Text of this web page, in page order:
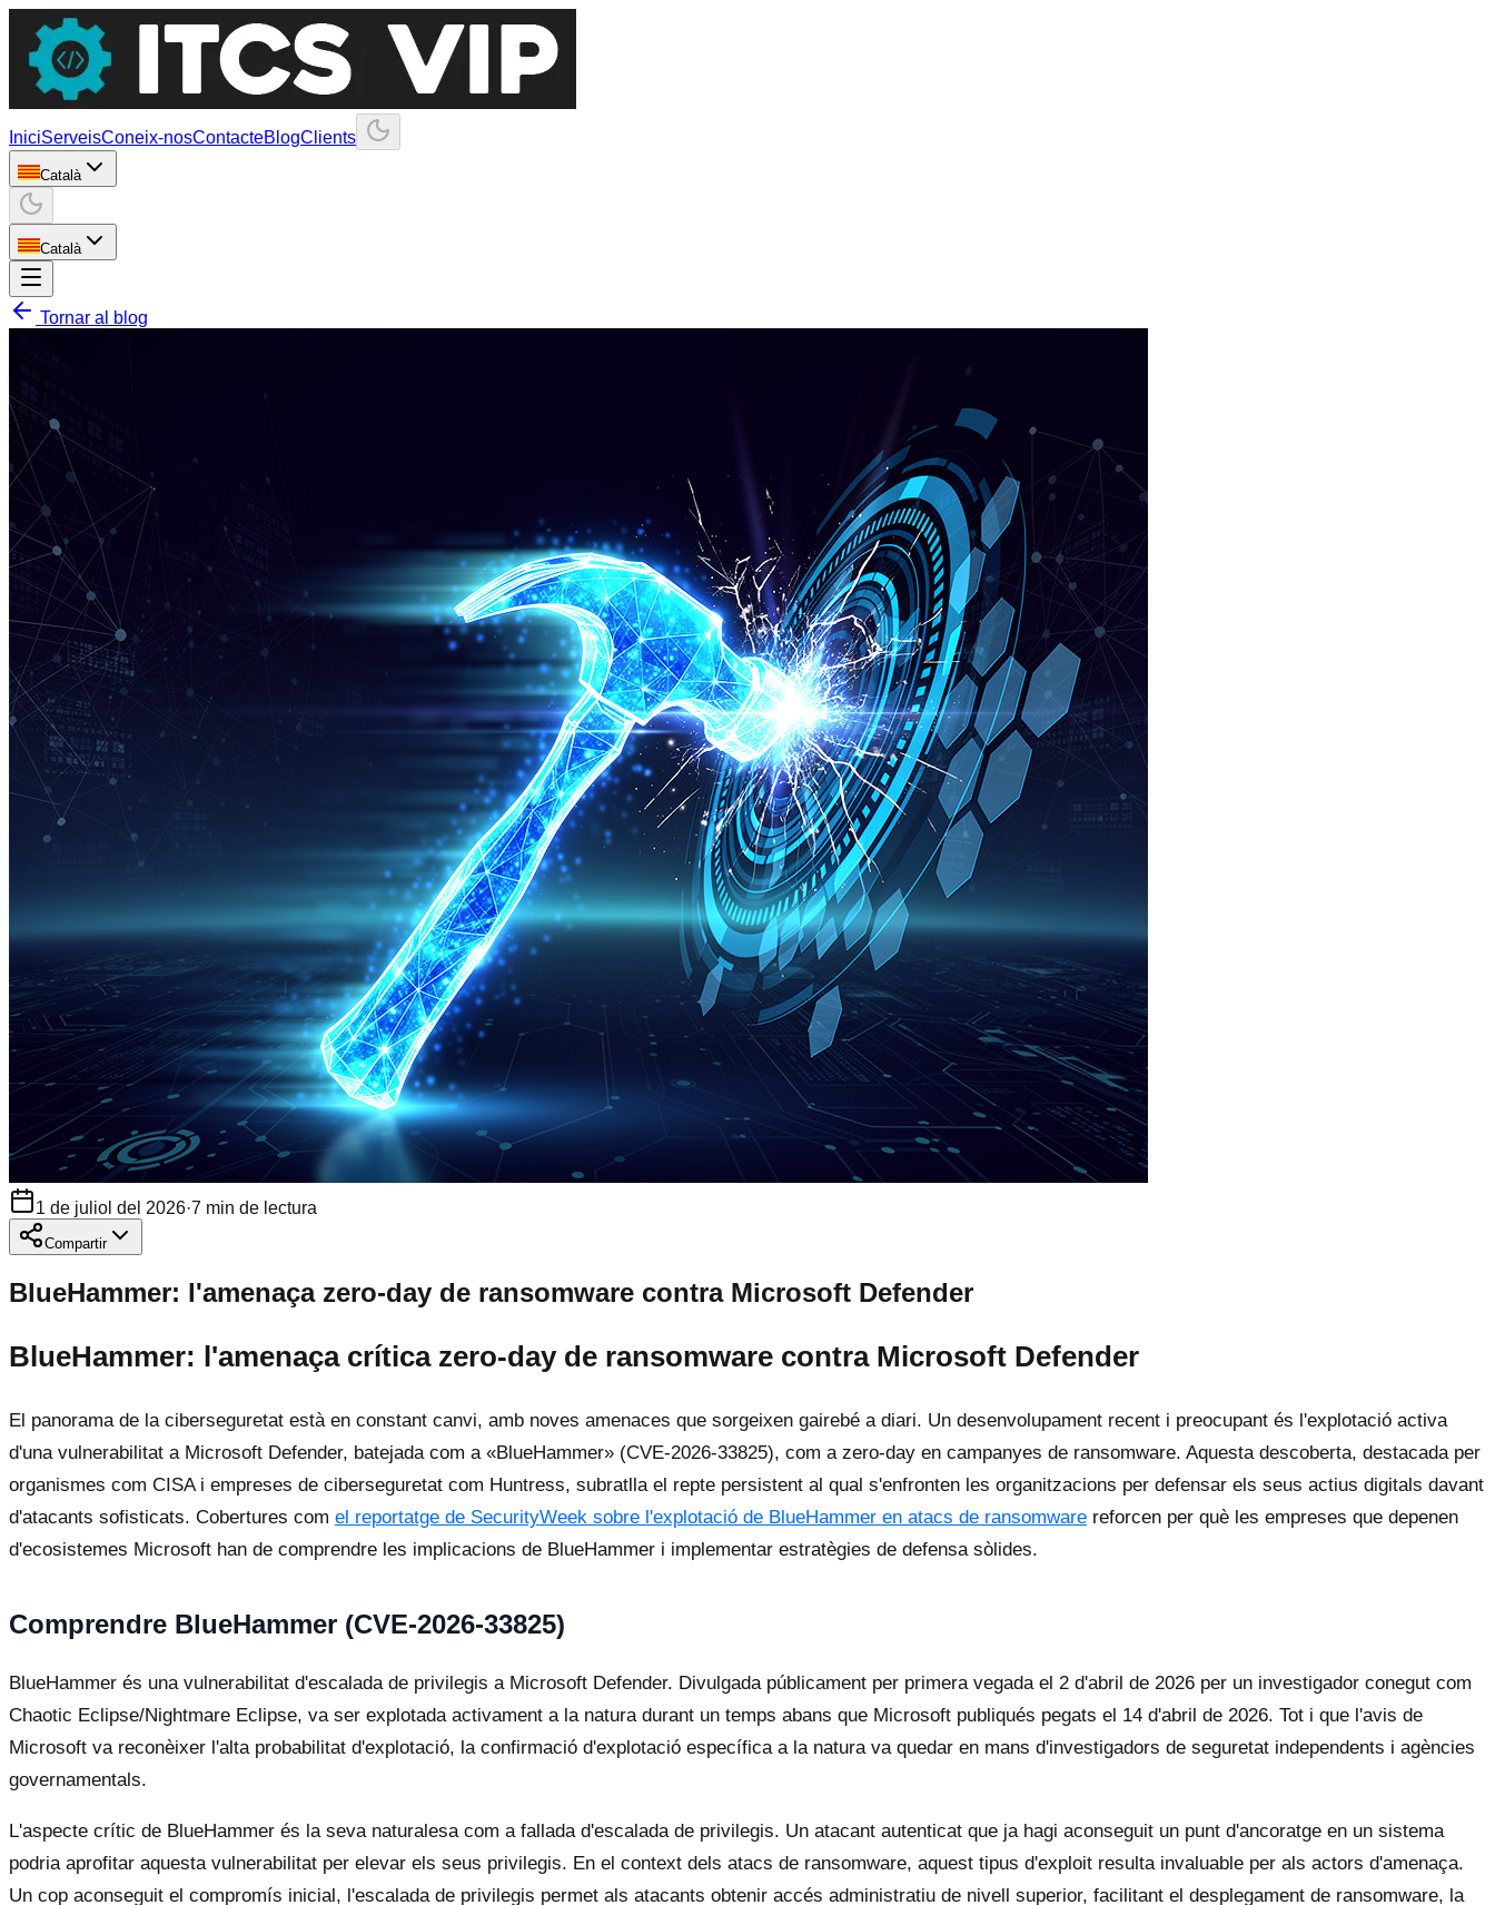
IniciServeisConeix-nosContacteBlogClients
Català
Català
Tornar al blog
1 de juliol del 2026·7 min de lectura
Compartir
BlueHammer: l'amenaça zero-day de ransomware contra Microsoft Defender
BlueHammer: l'amenaça crítica zero-day de ransomware contra Microsoft Defender
El panorama de la ciberseguretat està en constant canvi, amb noves amenaces que sorgeixen gairebé a diari. Un desenvolupament recent i preocupant és l'explotació activa
d'una vulnerabilitat a Microsoft Defender, batejada com a «BlueHammer» (CVE-2026-33825), com a zero-day en campanyes de ransomware. Aquesta descoberta, destacada per
organismes com CISA i empreses de ciberseguretat com Huntress, subratlla el repte persistent al qual s'enfronten les organitzacions per defensar els seus actius digitals davant
d'atacants sofisticats. Cobertures com el reportatge de SecurityWeek sobre l'explotació de BlueHammer en atacs de ransomware reforcen per què les empreses que depenen
d'ecosistemes Microsoft han de comprendre les implicacions de BlueHammer i implementar estratègies de defensa sòlides.
Comprendre BlueHammer (CVE-2026-33825)
BlueHammer és una vulnerabilitat d'escalada de privilegis a Microsoft Defender. Divulgada públicament per primera vegada el 2 d'abril de 2026 per un investigador conegut com
Chaotic Eclipse/Nightmare Eclipse, va ser explotada activament a la natura durant un temps abans que Microsoft publiqués pegats el 14 d'abril de 2026. Tot i que l'avis de
Microsoft va reconèixer l'alta probabilitat d'explotació, la confirmació d'explotació específica a la natura va quedar en mans d'investigadors de seguretat independents i agències
governamentals.
L'aspecte crític de BlueHammer és la seva naturalesa com a fallada d'escalada de privilegis. Un atacant autenticat que ja hagi aconseguit un punt d'ancoratge en un sistema
podria aprofitar aquesta vulnerabilitat per elevar els seus privilegis. En el context dels atacs de ransomware, aquest tipus d'exploit resulta invaluable per als actors d'amenaça.
Un cop aconseguit el compromís inicial, l'escalada de privilegis permet als atacants obtenir accés administratiu de nivell superior, facilitant el desplegament de ransomware, la